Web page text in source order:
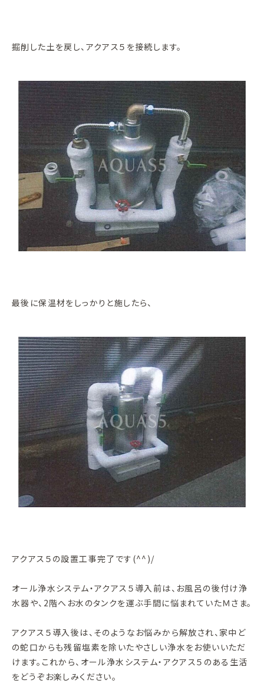
掘削した土を戻し、アクアス５を接続します。
最後に保温材をしっかりと施したら、
アクアス５の設置工事完了です(^^)/
オール浄水システム・アクアス５導入前は、お風呂の後付け浄
水器や、2階へお水のタンクを運ぶ手間に悩まれていたＭさま。
アクアス５導入後は、そのようなお悩みから解放され、家中ど
の蛇口からも残留塩素を除いたやさしい浄水をお使いいただ
けます。これから、オール浄水システム・アクアス５のある生活
をどうぞお楽しみください。